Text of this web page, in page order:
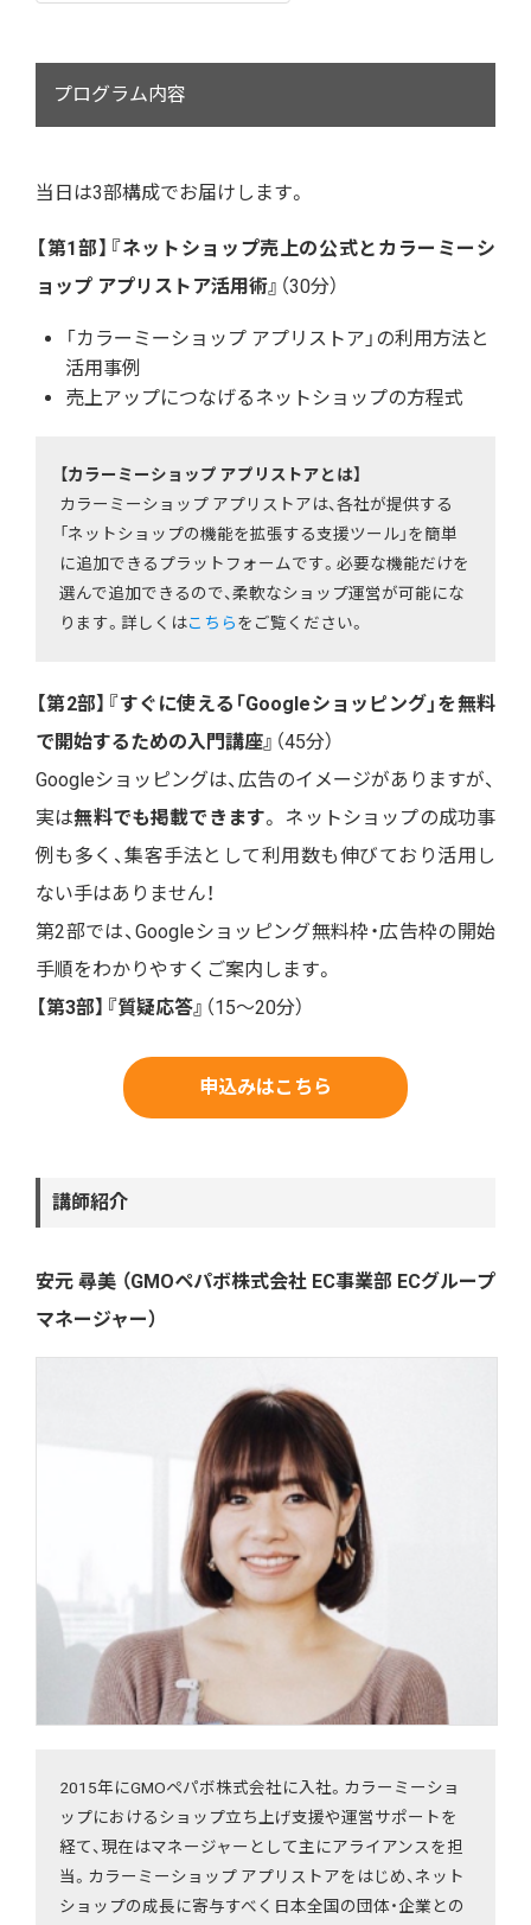
プログラム内容
当日は3部構成でお届けします。
【第1部】『ネットショップ売上の公式とカラーミーシ
ョップ アプリストア活用術』 （30分）
「カラーミーショップ アプリストア」の利用方法と
活用事例
売上アップにつなげるネットショップの方程式
【カラーミーショップ アプリストアとは】
カラーミーショップ アプリストアは、各社が提供する
「ネットショップの機能を拡張する支援ツール」を簡単
に追加できるプラットフォームです。必要な機能だけを
選んで追加できるので、柔軟なショップ運営が可能にな
ります。詳しくはこちらをご覧ください。
【第2部】『すぐに使える「Googleショッピング」を無料
で開始するための入門講座』 （45分）
Googleショッピングは、広告のイメージがありますが、
実は無料でも掲載できます。 ネットショップの成功事
例も多く、集客手法として利用数も伸びており活用し
ない手はありません！
第2部では、Googleショッピング無料枠・広告枠の開始
手順をわかりやすくご案内します。
【第3部】『質疑応答』 （15〜20分）
申込みはこちら
講師紹介
安元 尋美 （GMOペパボ株式会社 EC事業部 ECグループ
マネージャー）
2015年にGMOペパボ株式会社に入社。カラーミーショ
ップにおけるショップ立ち上げ支援や運営サポートを
経て、現在はマネージャーとして主にアライアンスを担
当。カラーミーショップ アプリストアをはじめ、ネット
ショップの成長に寄与すべく日本全国の団体・企業との